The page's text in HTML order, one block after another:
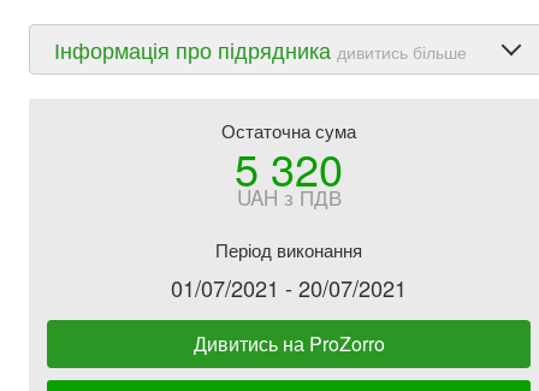
Інформація про підрядника дивитись більше
Остаточна сума
5 320
UAH з ПДВ
Період виконання
01/07/2021 - 20/07/2021
Дивитись на ProZorro